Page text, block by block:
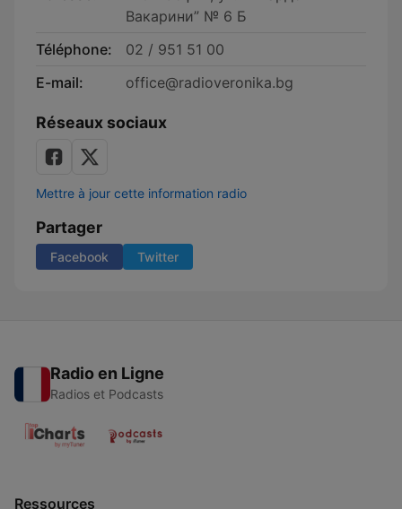
Вакарини” № 6 Б
Téléphone:
02 / 951 51 00
E-mail:
office@radioveronika.bg
Réseaux sociaux
Mettre à jour cette information radio
Partager
Facebook Twitter
Radio en Ligne
Radios et Podcasts
Ressources